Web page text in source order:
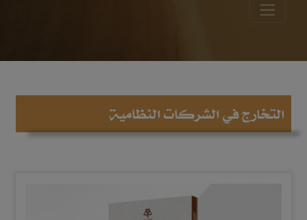
التخارج في الشركات النظامية